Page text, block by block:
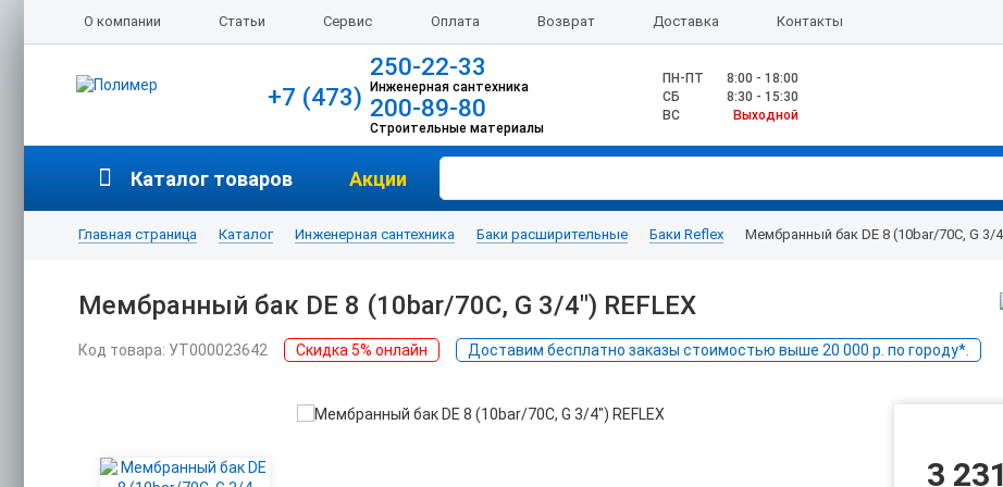
О компании Статьи Сервис Оплата Возврат Доставка Контакты
+7 (473)
250-22-33
Инженерная сантехника
200-89-80
Строительные материалы
ПН-ПТ
8:00 - 18:00
CБ
8:30 - 15:30
ВС
Выходной
Каталог товаров Акции
Главная страница Каталог Инженерная сантехника Баки расширительные Баки Reflex Мембранный бак DE 8 (10bar/70C, G 3/
Мембранный бак DE 8 (10bar/70C, G 3/4") REFLEX
Код товара: УТ000023642 Скидка 5% онлайн Доставим бесплатно заказы стоимостью выше 20 000 р. по городу*.
3